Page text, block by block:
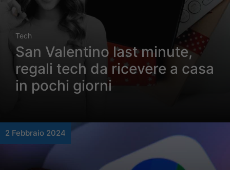
Tech
San Valentino last minute,
regali tech da ricevere a casa
in pochi giorni
2 Febbraio 2024